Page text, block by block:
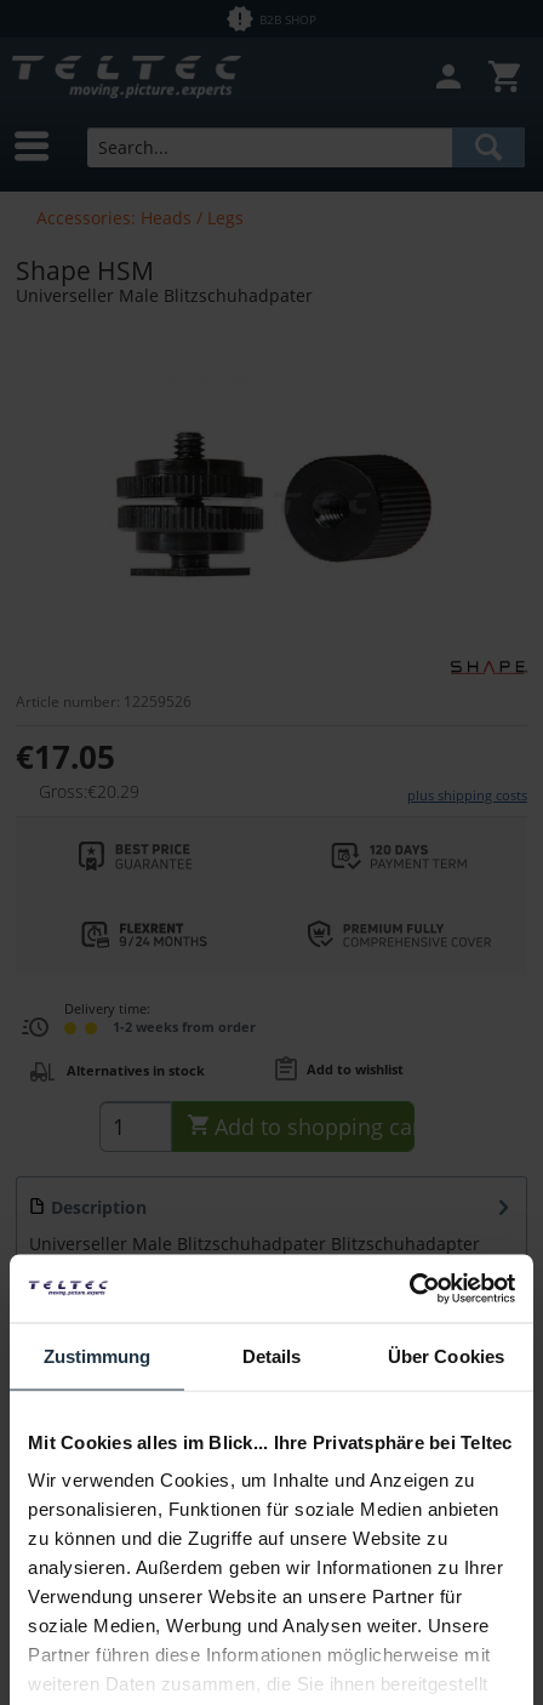
Zustimmung Details Über Cookies
Mit Cookies alles im Blick... Ihre Privatsphäre bei Teltec
Wir verwenden Cookies, um Inhalte und Anzeigen zu
personalisieren, Funktionen für soziale Medien anbieten
zu können und die Zugriffe auf unsere Website zu
analysieren. Außerdem geben wir Informationen zu Ihrer
Verwendung unserer Website an unsere Partner für
soziale Medien, Werbung und Analysen weiter. Unsere
Partner führen diese Informationen möglicherweise mit
weiteren Daten zusammen, die Sie ihnen bereitgestellt
B2B SHOP
Accessories: Heads / Legs
Shape HSM
Universeller Male Blitzschuhadpater
Article number: 12259526
€17.05
Gross:€20.29 plus shipping costs
Delivery time:
1-2 weeks from order
Alternatives in stock Add to wishlist
Add to shopping cart
Description
Universeller Male Blitzschuhadpater Blitzschuhadapter
more
Manufacturer & Product Safety Information
Folgende Infos zum Hersteller sind verfübar...... more
More articles from +++ Shape +++ look at